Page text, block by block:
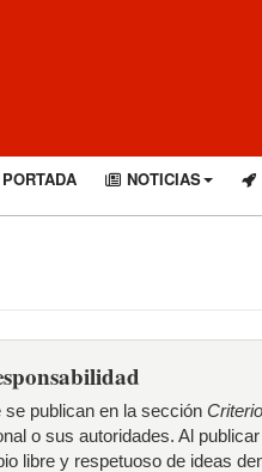
PORTADA NOTICIAS
se publican en la sección
o sus autoridades. Al
libre y respetuoso de ideas